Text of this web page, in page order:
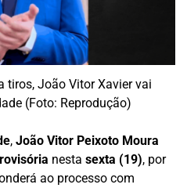
tiros, João Vitor Xavier vai
(Foto: Reprodução)
, João Vitor Peixoto Moura
nesta sexta (19), por
ao processo com